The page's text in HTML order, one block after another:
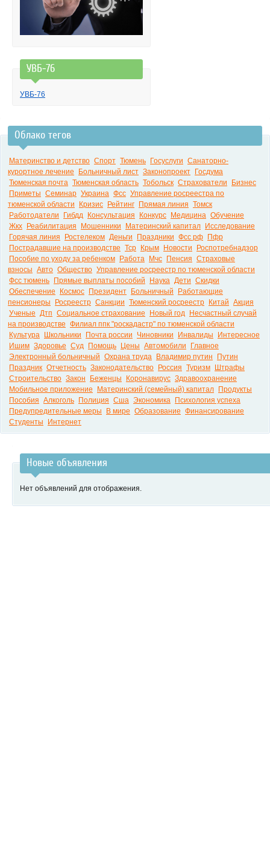
УВБ-76
УВБ-76
Облако тегов
Материнство и детство Спорт Тюмень Госуслуги Санаторно-
курортное лечение
Больничный лист Законопроект
Госдума
Тюменская почта Тюменская область Тобольск Страхователи
Бизнес
Приметы Семинар Украина Фсс Управление росреестра по
тюменской области
Кризис Рейтинг Прямая линия Томск
Работодатели
Гибдд Консультация Конкурс Медицина Обучение
Жкх
Реабилитация Мошенники Материнский капитал
Исследование
Горячая линия
Ростелеком Деньги Праздники Фсс рф
Пфр
Пострадавшие на производстве Тср Крым Новости
Роспотребнадзор
Пособие по уходу за ребенком
Работа Мчс Пенсия Страховые
взносы Авто Общество Управление росреестр по тюменской области
Фсс тюмень
Прямые выплаты пособий Наука Дети Скидки
Обеспечение
Космос Президент Больничный
Работающие
пенсионеры
Росреестр Санкции Тюменский росреестр Китай Акция
Ученые Дтп Социальное страхование Новый год
Несчастный случай
на производстве Филиал ппк "роскадастр" по тюменской области
Культура
Школьники Почта россии Чиновники Инвалиды
Интересное
Ишим Здоровье Суд Помощь Цены Автомобили
Главное
Электронный больничный Охрана труда Владимир путин
Путин
Праздник Отчетность Законодательство Россия Туризм
Штрафы
Строительство Закон Беженцы Коронавирус Здравоохранение
Мобильное приложение
Материнский (семейный) капитал
Продукты
Пособия Алкоголь Полиция Сша Экономика
Психология успеха
Предупредительные меры
В мире Образование Финансирование
Студенты
Интернет
Новые объявления
Нет объявлений для отображения.